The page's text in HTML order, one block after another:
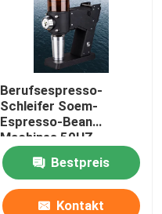
Berufsespresso-
Schleifer Soem-
Espresso-Bean
Machines 50HZ
Bestpreis
Kontakt